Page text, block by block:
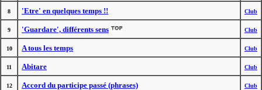
8 'Etre' en quelques temps !! Club
9 'Guardare', différents sens Club
10 A tous les temps Club
11 Abitare Club
12 Accord du participe passé (phrases) Club